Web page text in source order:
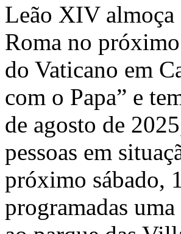
Leão XIV almoça
Roma no
do Vaticano em
com o Papa” e
de agosto de
pessoas em
próximo sábado,
programadas